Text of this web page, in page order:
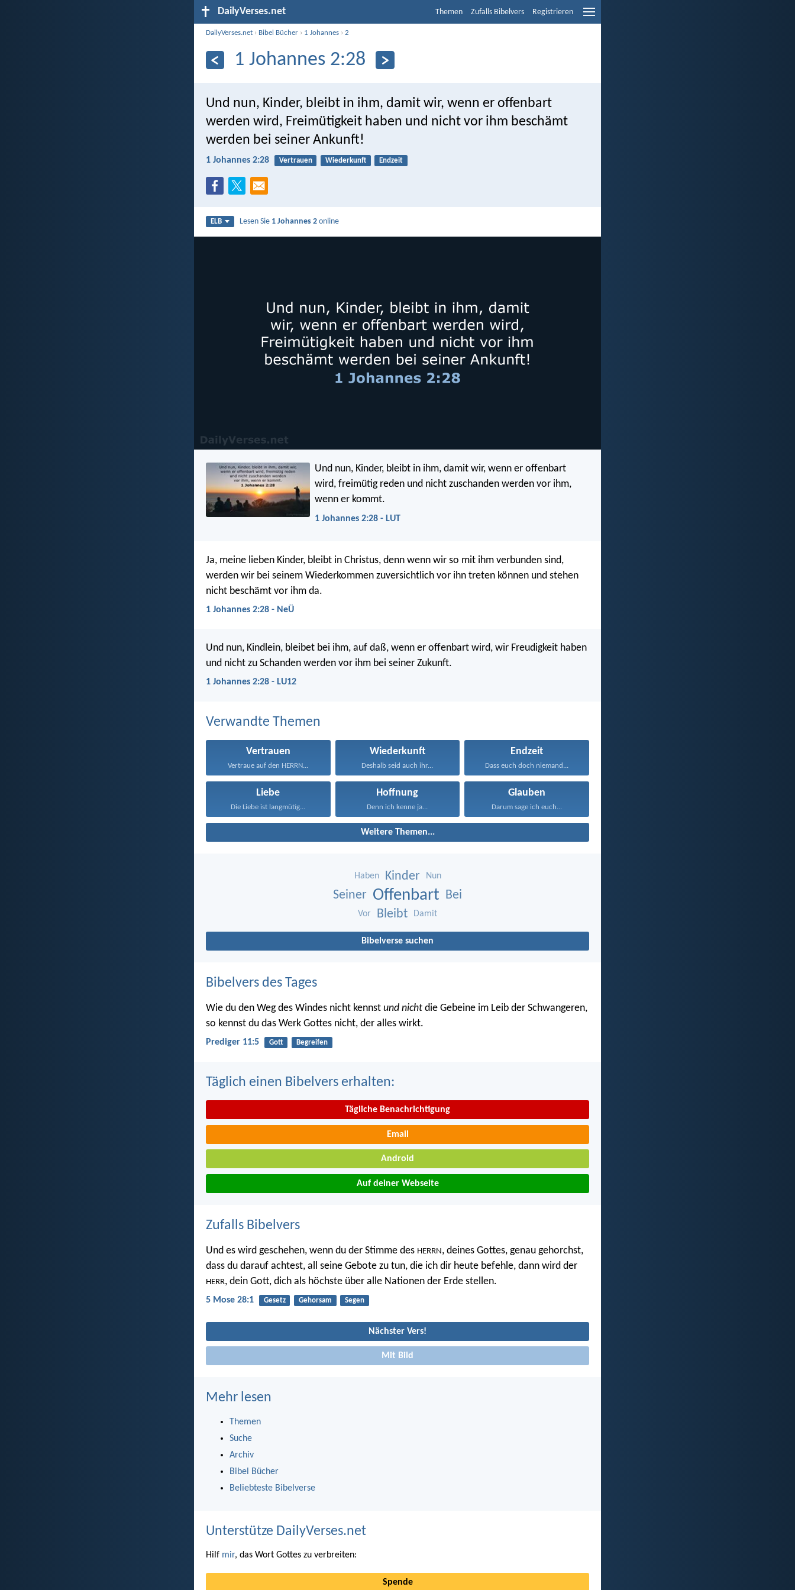
DailyVerses.net Themen Zufalls Bibelvers Registrieren
DailyVerses.net › Bibel Bücher › 1 Johannes ›2
1 Johannes 2:28
Und nun, Kinder, bleibt in ihm, damit wir, wenn er offenbart
werden wird, Freimütigkeit haben und nicht vor ihm beschämt
werden bei seiner Ankunft!
1 Johannes 2:28 Vertrauen Wiederkunft Endzeit
ELB Lesen Sie 1 Johannes 2 online
Und nun, Kinder, bleibt in ihm, damit wir, wenn er offenbart
wird, freimütig reden und nicht zuschanden werden vor ihm,
wenn er kommt.
1 Johannes 2:28 - LUT
Ja, meine lieben Kinder, bleibt in Christus, denn wenn wir so mit ihm verbunden sind,
werden wir bei seinem Wiederkommen zuversichtlich vor ihn treten können und stehen
nicht beschämt vor ihm da.
1 Johannes 2:28 - NeÜ
Und nun, Kindlein, bleibet bei ihm, auf daß, wenn er offenbart wird, wir Freudigkeit haben
und nicht zu Schanden werden vor ihm bei seiner Zukunft.
1 Johannes 2:28 - LU12
Verwandte Themen
Vertrauen
Vertraue auf den HERRN...
Wiederkunft
Deshalb seid auch ihr...
Endzeit
Dass euch doch niemand...
Liebe
Die Liebe ist langmütig...
Hoffnung
Denn ich kenne ja...
Glauben
Darum sage ich euch...
Weitere Themen...
Haben Kinder Nun
Seiner Offenbart Bei
Vor Bleibt Damit
Bibelverse suchen
Bibelvers des Tages
Wie du den Weg des Windes nicht kennst und nicht die Gebeine im Leib der Schwangeren,
so kennst du das Werk Gottes nicht, der alles wirkt.
Prediger 11:5 Gott Begreifen
Täglich einen Bibelvers erhalten:
Tägliche Benachrichtigung
Email
Android
Auf deiner Webseite
Zufalls Bibelvers
Und es wird geschehen, wenn du der Stimme des HERRN, deines Gottes, genau gehorchst,
dass du darauf achtest, all seine Gebote zu tun, die ich dir heute befehle, dann wird der
HERR, dein Gott, dich als höchste über alle Nationen der Erde stellen.
5 Mose 28:1 Gesetz Gehorsam Segen
Nächster Vers!
Mit Bild
Mehr lesen
Themen
Suche
Archiv
Bibel Bücher
Beliebteste Bibelverse
Unterstütze DailyVerses.net
Hilf mir, das Wort Gottes zu verbreiten:
Spende